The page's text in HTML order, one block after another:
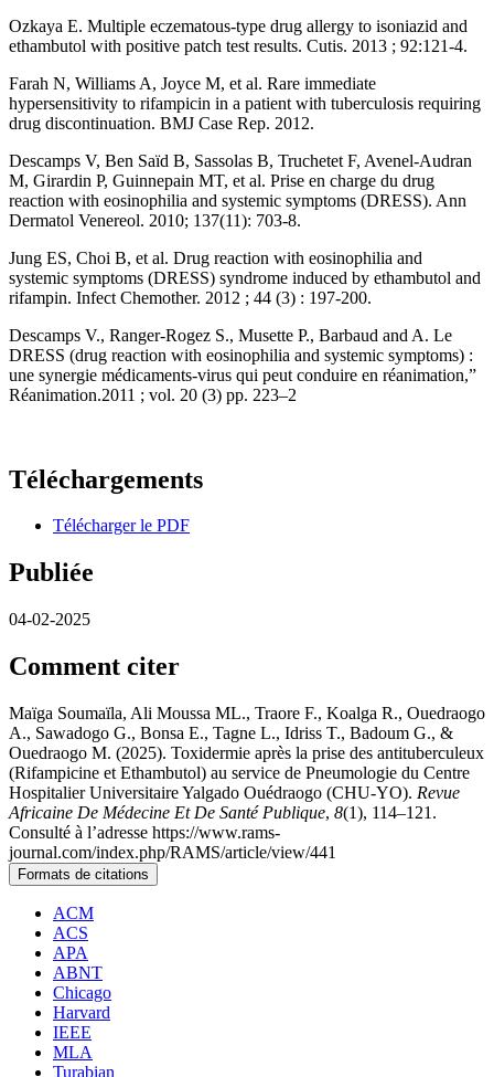
Ozkaya E. Multiple eczematous-type drug allergy to isoniazid and
ethambutol with positive patch test results. Cutis. 2013 ; 92:121-4.
Farah N, Williams A, Joyce M, et al. Rare immediate
hypersensitivity to rifampicin in a patient with tuberculosis requiring
drug discontinuation. BMJ Case Rep. 2012.
Descamps V, Ben Saïd B, Sassolas B, Truchetet F, Avenel-Audran
M, Girardin P, Guinnepain MT, et al. Prise en charge du drug
reaction with eosinophilia and systemic symptoms (DRESS). Ann
Dermatol Venereol. 2010; 137(11): 703-8.
Jung ES, Choi B, et al. Drug reaction with eosinophilia and
systemic symptoms (DRESS) syndrome induced by ethambutol and
rifampin. Infect Chemother. 2012 ; 44 (3) : 197-200.
Descamps V., Ranger-Rogez S., Musette P., Barbaud and A. Le
DRESS (drug reaction with eosinophilia and systemic symptoms) :
une synergie médicaments-virus qui peut conduire en réanimation,”
Réanimation.2011 ; vol. 20 (3) pp. 223–2
Téléchargements
Télécharger le PDF
Publiée
04-02-2025
Comment citer
Maïga Soumaïla, Ali Moussa ML., Traore F., Koalga R., Ouedraogo
A., Sawadogo G., Bonsa E., Tagne L., Idriss T., Badoum G., &
Ouedraogo M. (2025). Toxidermie après la prise des antituberculeux
(Rifampicine et Ethambutol) au service de Pneumologie du Centre
Hospitalier Universitaire Yalgado Ouédraogo (CHU-YO). Revue
Africaine De Médecine Et De Santé Publique, 8(1), 114–121.
Consulté à l’adresse https://www.rams-
journal.com/index.php/RAMS/article/view/441
Formats de citations
ACM
ACS
APA
ABNT
Chicago
Harvard
IEEE
MLA
Turabian